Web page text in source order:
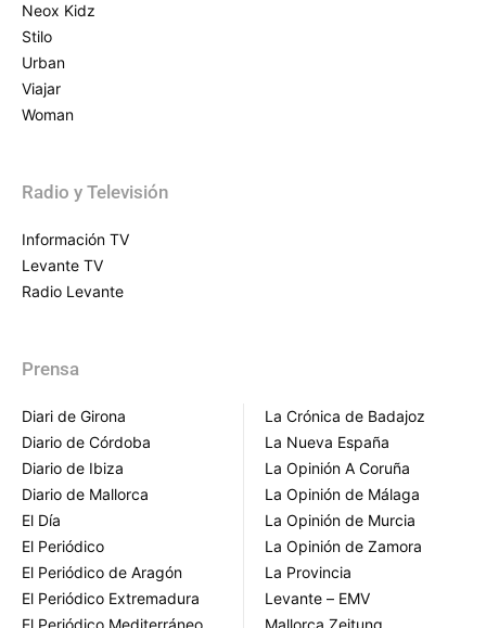
Neox Kidz
Stilo
Urban
Viajar
Woman
Radio y Televisión
Información TV
Levante TV
Radio Levante
Prensa
Diari de Girona
Diario de Córdoba
Diario de Ibiza
Diario de Mallorca
El Día
El Periódico
El Periódico de Aragón
El Periódico Extremadura
El Periódico Mediterráneo
La Crónica de Badajoz
La Nueva España
La Opinión A Coruña
La Opinión de Málaga
La Opinión de Murcia
La Opinión de Zamora
La Provincia
Levante – EMV
Mallorca Zeitung